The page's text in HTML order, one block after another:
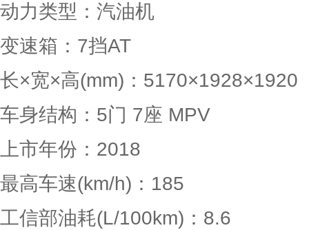
动力类型：汽油机
变速箱：7挡AT
长×宽×高(mm)：5170×1928×1920
车身结构：5门 7座 MPV
上市年份：2018
最高车速(km/h)：185
工信部油耗(L/100km)：8.6